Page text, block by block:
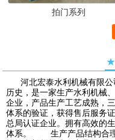
拍门系列
★
河北宏泰水利机械有限公
历史，是一家生产水利机械
企业，产品生产工艺成熟，
体系的验证，获得售后服务
总局认证企业。拥有高效的
体系。 生产产品结构合理、性能稳定、品种众多，各项技术指标